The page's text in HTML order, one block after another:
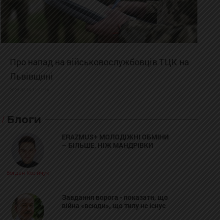
Про напад на військовослужбовців ТЦК на
Львівщині
Блоги
Богдан Козійчук
ERAZMUS+ МОЛОДІЖНІ ОБМІНИ
– БІЛЬШЕ, НІЖ МАНДРІВКИ
Завдання ворога - показати, що
війна «всюди», що тилу не існує